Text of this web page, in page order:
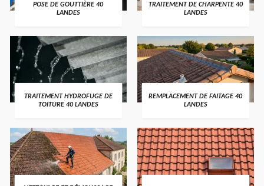
POSE DE GOUTTIÈRE 40
LANDES
TRAITEMENT DE CHARPENTE 40
LANDES
TRAITEMENT HYDROFUGE DE
TOITURE 40 LANDES
REMPLACEMENT DE FAITAGE 40
LANDES